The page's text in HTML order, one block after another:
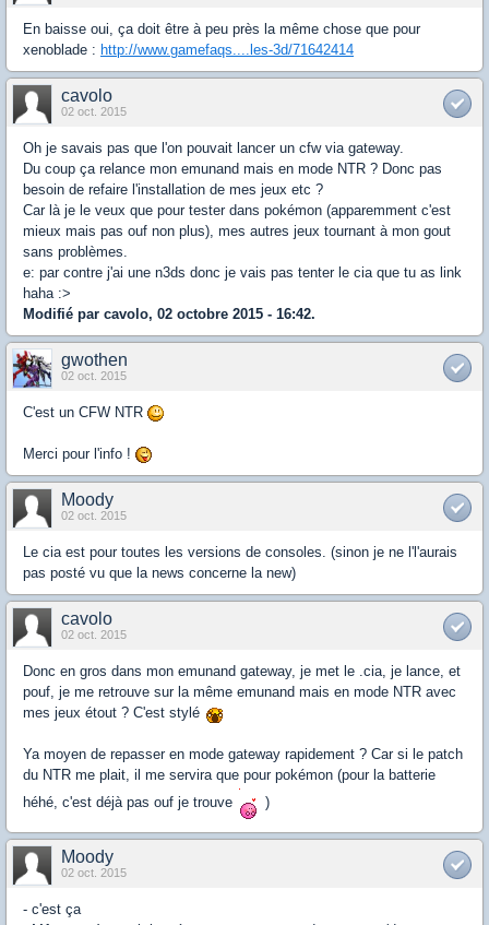
En baisse oui, ça doit être à peu près la même chose que pour
xenoblade : http://www.gamefaqs....les-3d/71642414
cavolo
02 oct. 2015
Oh je savais pas que l'on pouvait lancer un cfw via gateway.
Du coup ça relance mon emunand mais en mode NTR ? Donc pas
besoin de refaire l'installation de mes jeux etc ?
Car là je le veux que pour tester dans pokémon (apparemment c'est
mieux mais pas ouf non plus), mes autres jeux tournant à mon gout
sans problèmes.
e: par contre j'ai une n3ds donc je vais pas tenter le cia que tu as link
haha :>
Modifié par cavolo, 02 octobre 2015 - 16:42.
gwothen
02 oct. 2015
C'est un CFW NTR
Merci pour l'info !
Moody
02 oct. 2015
Le cia est pour toutes les versions de consoles. (sinon je ne l'l'aurais
pas posté vu que la news concerne la new)
cavolo
02 oct. 2015
Donc en gros dans mon emunand gateway, je met le .cia, je lance, et
pouf, je me retrouve sur la même emunand mais en mode NTR avec
mes jeux étout ? C'est stylé
Ya moyen de repasser en mode gateway rapidement ? Car si le patch
du NTR me plait, il me servira que pour pokémon (pour la batterie
héhé, c'est déjà pas ouf je trouve
)
Moody
02 oct. 2015
- c'est ça